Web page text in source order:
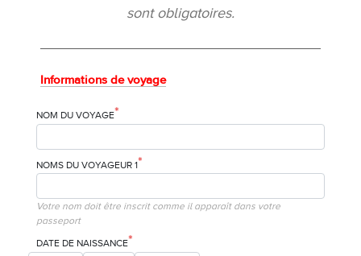
sont obligatoires.
Informations de voyage
NOM DU VOYAGE*
NOMS DU VOYAGEUR 1*
Votre nom doit être inscrit comme il apparaît dans votre
passeport
DATE DE NAISSANCE*